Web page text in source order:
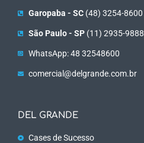
Garopaba - SC(48) 3254-8600
São Paulo - SP(11) 2935-9888
WhatsApp: 48 32548600
comercial@delgrande.com.br
DEL GRANDE
Cases de Sucesso